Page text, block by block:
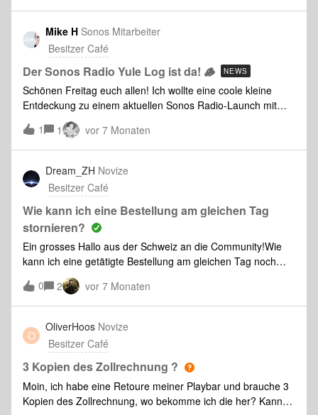
Mike H Sonos Mitarbeiter
Besitzer Café
Der Sonos Radio Yule Log ist da! 🪵 NEWS
Schönen Freitag euch allen! Ich wollte eine coole kleine
Entdeckung zu einem aktuellen Sonos Radio-Launch mit
euch teilen. 🪵Ich habe mich gerade mit der neuen Yule Log
Sleep Station entspannt und wurde neugierig, woher die
Aufnahme eigentlich stammt. Ich dachte erst, wir hätten die
Rechte an einer Aufnahme gekauft, aber wie sich
herausstellt, ist das Team die Extrameile gegangen und hat
ein eigenes Aufnahme-Setup gebaut, anstatt einfach Stock-
Audio zu nutzen. Das ist ziemlich beeindruckend, schaut
mal:Harry aus unserem Sound Experience Team, der das
Fragen nicht beantworten. Deshalb bin ich neugierig: Kann
jemand von euch erkennen, welches Equipment er hier
benutzt? 👀Das Sonos Radio Team aktualisiert außerdem
regelmäßig einige der wichtigsten Sonos Radio Stationen.
More Metal rein, da läuft Poppys neuer Track 'Guardian'.
Das ist mein persönlicher Favorit unter den Neuzugä
1 1 vor 7 Monaten
Dream_ZH Novize
Besitzer Café
Wie kann ich eine Bestellung am gleichen Tag
stornieren?
Ein grosses Hallo aus der Schweiz an die Community!Wie
kann ich eine getätigte Bestellung am gleichen Tag noch
stornieren?Brauche das Produkt doch nicht.Danke in Voraus
für eure Antworten und Unterstützung! Marco aus Zürich
0 2 vor 7 Monaten
O
OliverHoos Novize
Besitzer Café
3 Kopien des Zollrechnung ?
Moin, ich habe eine Retoure meiner Playbar und brauche 3
Kopien des Zollrechnung, wo bekomme ich die her? Kann